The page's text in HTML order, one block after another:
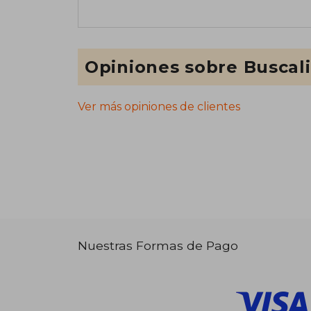
Opiniones sobre
Ver más opiniones de clientes
Nuestras Formas de Pago